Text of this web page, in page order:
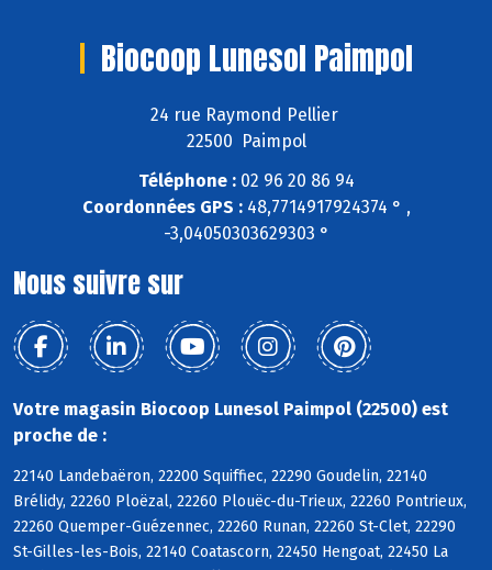
Biocoop Lunesol Paimpol
24 rue Raymond Pellier
22500 Paimpol
Téléphone :02 96 20 86 94
Coordonnées GPS :48,7714917924374 ° ,
-3,04050303629303 °
Nous suivre sur
Votre magasin Biocoop Lunesol Paimpol (22500) est
proche de :
22140 Landebaëron, 22200 Squiffiec, 22290 Goudelin, 22140
Brélidy, 22260 Ploëzal, 22260 Plouëc-du-Trieux, 22260 Pontrieux,
22260 Quemper-Guézennec, 22260 Runan, 22260 St-Clet, 22290
St-Gilles-les-Bois, 22140 Coatascorn, 22450 Hengoat, 22450 La